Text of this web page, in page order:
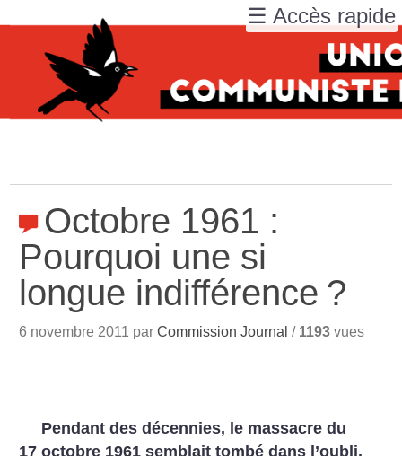
Octobre 1961 :
Pourquoi une si
longue indifférence ?
6 novembre 2011 parCommission Journal / 1193 vues
Pendant des décennies, le massacre du
17 octobre 1961 semblait tombé dans l’oubli.
☰ Accès rapide